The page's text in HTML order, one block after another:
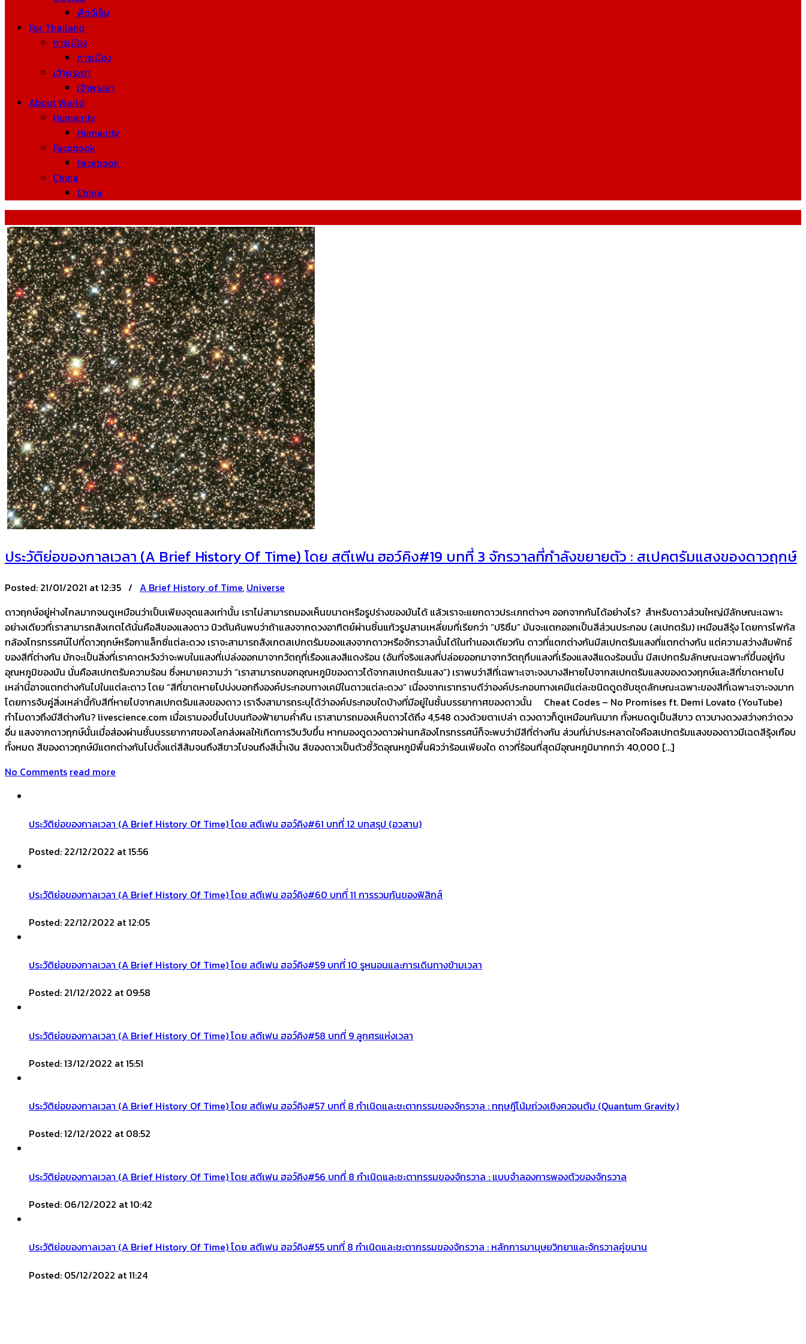
พืชจีเอ็ม
For Thailand
การเมือง
การเมือง
เจ้าพระยา
เจ้าพระยา
About World
Humanity
Humanity
Facebook
Facebook
China
China
ประวัติย่อของกาลเวลา (A Brief History Of Time) โดย สตีเฟน ฮอว์คิง#19 บทที่ 3 จักรวาลที่กำลังขยายตัว : สเปคตรัมแสงของดาวฤกษ์
Posted: 21/01/2021 at 12:35 / A Brief History of Time, Universe
ดาวฤกษ์อยู่ห่างไกลมากจนดูเหมือนว่าเป็นเพียงจุดแสงเท่านั้น เราไม่สามารถมองเห็นขนาดหรือรูปร่างของมันได้ แล้วเราจะแยกดาวประเภทต่างๆ ออกจากกันได้อย่างไร? สำหรับดาวส่วนใหญ่มีลักษณะเฉพาะ
อย่างเดียวที่เราสามารถสังเกตได้นั่นคือสีของแสงดาว นิวตันค้นพบว่าถ้าแสงจากดวงอาทิตย์ผ่านชิ้นแก้วรูปสามเหลี่ยมที่เรียกว่า “ปริซึม” มันจะแตกออกเป็นสีส่วนประกอบ (สเปกตรัม) เหมือนสีรุ้ง โดยการโฟกัส
กล้องโทรทรรศน์ไปที่ดาวฤกษ์หรือกาแล็กซี่แต่ละดวง เราจะสามารถสังเกตสเปกตรัมของแสงจากดาวหรือจักรวาลนั้นได้ในทำนองเดียวกัน ดาวที่แตกต่างกันมีสเปกตรัมแสงที่แตกต่างกัน แต่ความสว่างสัมพัทธ์
ของสีที่ต่างกัน มักจะเป็นสิ่งที่เราคาดหวังว่าจะพบในแสงที่เปล่งออกมาจากวัตถุที่เรืองแสงสีแดงร้อน (อันที่จริงแสงที่ปล่อยออกมาจากวัตถุทึบแสงที่เรืองแสงสีแดงร้อนนั้น มีสเปกตรัมลักษณะเฉพาะที่ขึ้นอยู่กับ
อุณหภูมิของมัน นั่นคือสเปกตรัมความร้อน ซึ่งหมายความว่า “เราสามารถบอกอุณหภูมิของดาวได้จากสเปกตรัมแสง”) เราพบว่าสีที่เฉพาะเจาะจงบางสีหายไปจากสเปกตรัมแสงของดวงฤกษ์และสีที่ขาดหายไป
เหล่านี้อาจแตกต่างกันไปในแต่ละดาว โดย “สีที่ขาดหายไปบ่งบอกถึงองค์ประกอบทางเคมีในดาวแต่ละดวง” เนื่องจากเราทราบดีว่าองค์ประกอบทางเคมีแต่ละชนิดดูดซับชุดลักษณะเฉพาะของสีที่เฉพาะเจาะจงมาก
โดยการจับคู่สิ่งเหล่านี้กับสีที่หายไปจากสเปกตรัมแสงของดาว เราจึงสามารถระบุได้ว่าองค์ประกอบใดบ้างที่มีอยู่ในชั้นบรรยากาศของดาวนั้น Cheat Codes – No Promises ft. Demi Lovato (YouTube)
ทำไมดาวถึงมีสีต่างกัน? livescience.com เมื่อเรามองขึ้นไปบนท้องฟ้ายามค่ำคืน เราสามารถมองเห็นดาวได้ถึง 4,548 ดวงด้วยตาเปล่า ดวงดาวก็ดูเหมือนกันมาก ทั้งหมดดูเป็นสีขาว ดาวบางดวงสว่างกว่าดวง
อื่น แสงจากดาวฤกษ์นั้นเมื่อส่องผ่านชั้นบรรยากาศของโลกส่งผลให้เกิดการวิบวับขึ้น หากมองดูดวงดาวผ่านกล้องโทรทรรศน์ก็จะพบว่ามีสีที่ต่างกัน ส่วนที่น่าประหลาดใจคือสเปกตรัมแสงของดาวมีเฉดสีรุ้งเกือบ
ทั้งหมด สีของดาวฤกษ์มีแตกต่างกันไปตั้งแต่สีส้มจนถึงสีขาวไปจนถึงสีน้ำเงิน สีของดาวเป็นตัวชี้วัดอุณหภูมิพื้นผิวว่าร้อนเพียงใด ดาวที่ร้อนที่สุดมีอุณหภูมิมากกว่า 40,000 […]
No Comments read more
ประวัติย่อของกาลเวลา (A Brief History Of Time) โดย สตีเฟน ฮอว์คิง#61 บทที่ 12 บทสรุป (อวสาน)
Posted: 22/12/2022 at 15:56
ประวัติย่อของกาลเวลา (A Brief History Of Time) โดย สตีเฟน ฮอว์คิง#60 บทที่ 11 การรวมกันของฟิสิกส์
Posted: 22/12/2022 at 12:05
ประวัติย่อของกาลเวลา (A Brief History Of Time) โดย สตีเฟน ฮอว์คิง#59 บทที่ 10 รูหนอนและการเดินทางข้ามเวลา
Posted: 21/12/2022 at 09:58
ประวัติย่อของกาลเวลา (A Brief History Of Time) โดย สตีเฟน ฮอว์คิง#58 บทที่ 9 ลูกศรแห่งเวลา
Posted: 13/12/2022 at 15:51
ประวัติย่อของกาลเวลา (A Brief History Of Time) โดย สตีเฟน ฮอว์คิง#57 บทที่ 8 กำเนิดและชะตากรรมของจักรวาล : ทฤษฎีโน้มถ่วงเชิงควอนตัม (Quantum Gravity)
Posted: 12/12/2022 at 08:52
ประวัติย่อของกาลเวลา (A Brief History Of Time) โดย สตีเฟน ฮอว์คิง#56 บทที่ 8 กำเนิดและชะตากรรมของจักรวาล : แบบจำลองการพองตัวของจักรวาล
Posted: 06/12/2022 at 10:42
ประวัติย่อของกาลเวลา (A Brief History Of Time) โดย สตีเฟน ฮอว์คิง#55 บทที่ 8 กำเนิดและชะตากรรมของจักรวาล : หลักการมานุษยวิทยาและจักรวาลคู่ขนาน
Posted: 05/12/2022 at 11:24